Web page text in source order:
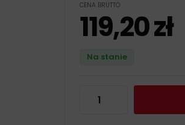
CENA BRUTTO
119,20zł
Na stanie